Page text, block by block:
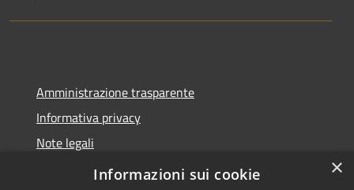
Amministrazione trasparente
Informativa privacy
Note legali
Dichiarazione di accessibilità
×
Informazioni sui cookie